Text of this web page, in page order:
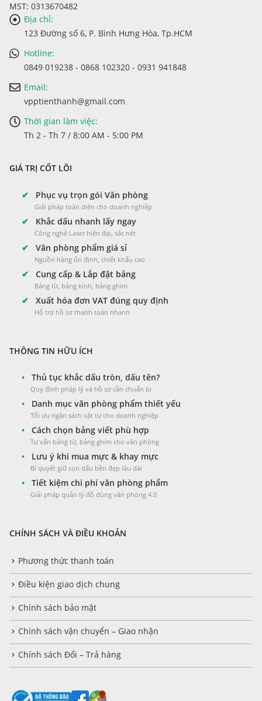
MST: 0313670482
Địa chỉ:
123 Đường số 6, P. Bình Hưng Hòa, Tp.HCM
Hotline:
0849 019238 - 0868 102320 - 0931 941848
Email:
vpptienthanh@gmail.com
Thời gian làm việc:
Th 2 - Th 7 / 8:00 AM - 5:00 PM
GIÁ TRỊ CỐT LÕI
✔ Phục vụ trọn gói Văn phòng
Giải pháp toàn diện cho doanh nghiệp
✔ Khắc dấu nhanh lấy ngay
Công nghệ Laser hiện đại, sắc nét
✔ Văn phòng phẩm giá sỉ
Nguồn hàng ổn định, chiết khấu cao
✔ Cung cấp & Lắp đặt bảng
Bảng từ, bảng kính, bảng ghim
✔ Xuất hóa đơn VAT đúng quy định
Hỗ trợ hồ sơ thanh toán nhanh
THÔNG TIN HỮU ÍCH
• Thủ tục khắc dấu tròn, dấu tên?
Quy định pháp lý và hồ sơ cần chuẩn bị
• Danh mục văn phòng phẩm thiết yếu
Tối ưu ngân sách vật tư cho doanh nghiệp
• Cách chọn bảng viết phù hợp
Tư vấn bảng từ, bảng ghim cho văn phòng
• Lưu ý khi mua mực & khay mực
Bí quyết giữ con dấu bền đẹp lâu dài
• Tiết kiệm chi phí văn phòng phẩm
Giải pháp quản lý đồ dùng văn phòng 4.0
CHÍNH SÁCH VÀ ĐIỀU KHOẢN
Phương thức thanh toán
Điều kiện giao dịch chung
Chính sách bảo mật
Chính sách vận chuyển – Giao nhận
Chính sách Đổi – Trả hàng